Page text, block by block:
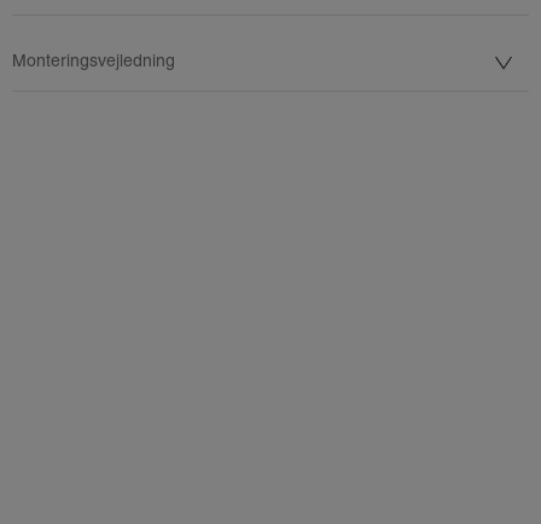
Monteringsvejledning